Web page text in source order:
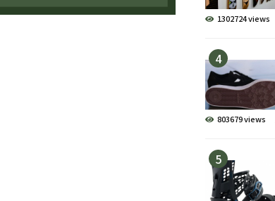
1302724 views
803679 views